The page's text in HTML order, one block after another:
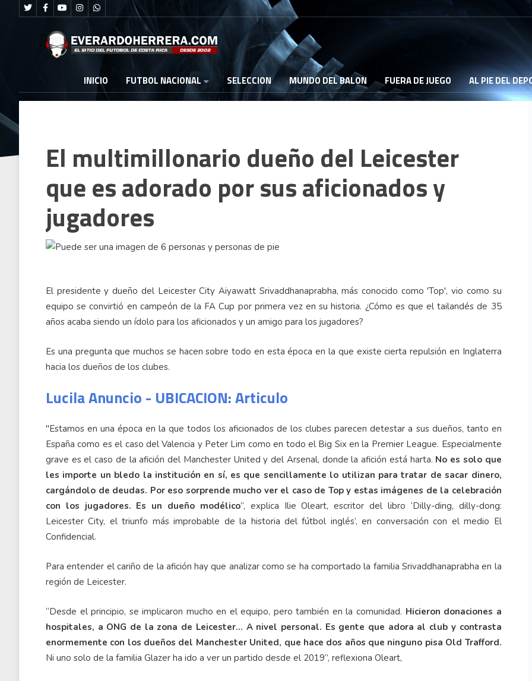
INICIO FUTBOL NACIONAL SELECCION MUNDO DEL BALON FUERA DE JUEGO AL PIE DEL
El multimillonario dueño del Leicester
que es adorado por sus aficionados y
jugadores
El presidente y dueño del Leicester City Aiyawatt Srivaddhanaprabha, más conocido como 'Top', vio como su
equipo se convirtió en campeón de la FA Cup por primera vez en su historia. ¿Cómo es que el tailandés de 35
años acaba siendo un ídolo para los aficionados y un amigo para los jugadores?
Es una pregunta que muchos se hacen sobre todo en esta época en la que existe cierta repulsión en Inglaterra
hacia los dueños de los clubes.
Lucila Anuncio - UBICACION: Articulo
"Estamos en una época en la que todos los aficionados de los clubes parecen detestar a sus dueños, tanto en
España como es el caso del Valencia y Peter Lim como en todo el Big Six en la Premier League. Especialmente
grave es el caso de la afición del Manchester United y del Arsenal, donde la afición está harta. No es solo que
les importe un bledo la institución en sí, es que sencillamente lo utilizan para tratar de sacar dinero,
cargándolo de deudas. Por eso sorprende mucho ver el caso de Top y estas imágenes de la celebración
con los jugadores. Es un dueño modélico”, explica Ilie Oleart, escritor del libro ‘Dilly-ding, dilly-dong:
Leicester City, el triunfo más improbable de la historia del fútbol inglés’, en conversación con el medio El
Confidencial.
Para entender el cariño de la afición hay que analizar como se ha comportado la familia Srivaddhanaprabha en la
región de Leicester.
“Desde el principio, se implicaron mucho en el equipo, pero también en la comunidad. Hicieron donaciones a
hospitales, a ONG de la zona de Leicester… A nivel personal. Es gente que adora al club y contrasta
enormemente con los dueños del Manchester United, que hace dos años que ninguno pisa Old Trafford.
Ni uno solo de la familia Glazer ha ido a ver un partido desde el 2019”, reflexiona Oleart,